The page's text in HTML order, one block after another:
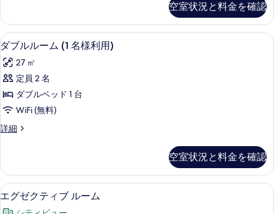
の
写
真
を
表
示
す
る
様
利
用)
の
す
べ
て
の
を
表
示
ー
ム
(1
名
様
利
の
詳
空室状況と料金を確認
ダ
ブ
ル
ル
ー
(1
様
利
用)
羽毛の掛け布団、ミニバー、セーフ
4
ダブルルーム (1 名様利用)
27 ㎡
定員 2 名
ダブルベッド 1 台
WiFi (無料)
詳細
ダ
ー
ム
(1
空室状況と料金を確認
エ
グ
5
エグゼクティブ ルーム